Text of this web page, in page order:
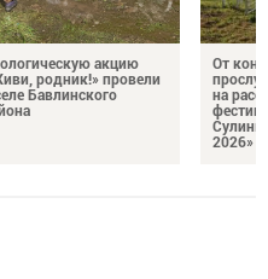
акцию
родник!» провели
Бавлинского
От
на
2026»